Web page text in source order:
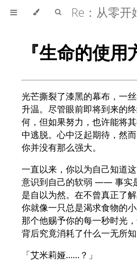
『生命的使用
光芒撕裂了漆黑的幕布，一
升温。尽管眼前即将到来的
何，但如果努力，也许能将
中逃脱。心中泛起期待，然而
你并没有那么强大。
一直以来，你以为自己知道
意识到自己的软弱 —— 事实
是自以为然。在不曾真正了
你就像一只总是渴求食物的
那个他赐予你的每一秒时光
背后究竟消耗了什么一无所知
「艾米莉娅……？」